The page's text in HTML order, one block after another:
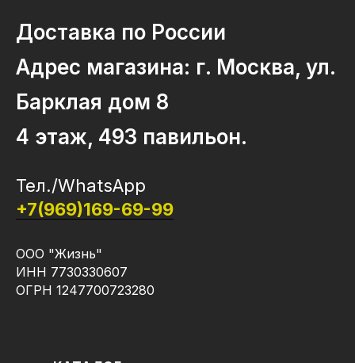
Доставка по России
Адрес магазина: г. Москва, ул.
Барклая дом 8
4 этаж, 493 павильон.
Тел./WhatsApp
+7(969)169-69-99
ООО "Жизнь"
ИНН 7730330607
ОГРН 1247700723280